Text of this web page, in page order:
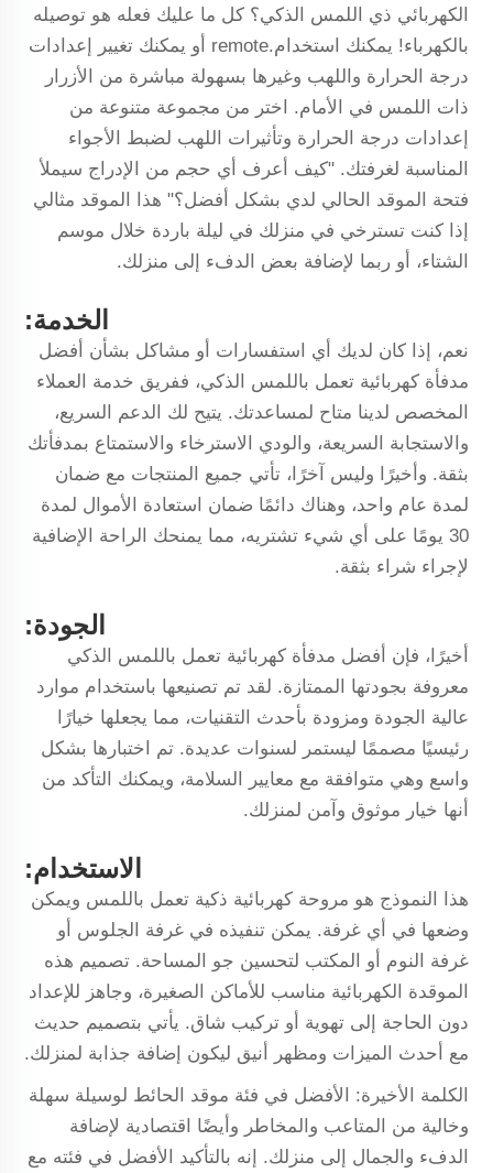
الكهربائي ذي اللمس الذكي؟ كل ما عليك فعله هو توصيله
بالكهرباء! يمكنك استخدام.remote أو يمكنك تغيير إعدادات
درجة الحرارة واللهب وغيرها بسهولة مباشرة من الأزرار
ذات اللمس في الأمام. اختر من مجموعة متنوعة من
إعدادات درجة الحرارة وتأثيرات اللهب لضبط الأجواء
المناسبة لغرفتك. "كيف أعرف أي حجم من الإدراج سيملأ
فتحة الموقد الحالي لدي بشكل أفضل؟" هذا الموقد مثالي
إذا كنت تسترخي في منزلك في ليلة باردة خلال موسم
الشتاء، أو ربما لإضافة بعض الدفء إلى منزلك.
الخدمة:
نعم، إذا كان لديك أي استفسارات أو مشاكل بشأن أفضل
مدفأة كهربائية تعمل باللمس الذكي، ففريق خدمة العملاء
المخصص لدينا متاح لمساعدتك. يتيح لك الدعم السريع،
والاستجابة السريعة، والودي الاسترخاء والاستمتاع بمدفأتك
بثقة. وأخيرًا وليس آخرًا، تأتي جميع المنتجات مع ضمان
لمدة عام واحد، وهناك دائمًا ضمان استعادة الأموال لمدة
30 يومًا على أي شيء تشتريه، مما يمنحك الراحة الإضافية
لإجراء شراء بثقة.
الجودة:
أخيرًا، فإن أفضل مدفأة كهربائية تعمل باللمس الذكي
معروفة بجودتها الممتازة. لقد تم تصنيعها باستخدام موارد
عالية الجودة ومزودة بأحدث التقنيات، مما يجعلها خيارًا
رئيسيًا مصممًا ليستمر لسنوات عديدة. تم اختبارها بشكل
واسع وهي متوافقة مع معايير السلامة، ويمكنك التأكد من
أنها خيار موثوق وآمن لمنزلك.
الاستخدام:
هذا النموذج هو مروحة كهربائية ذكية تعمل باللمس ويمكن
وضعها في أي غرفة. يمكن تنفيذه في غرفة الجلوس أو
غرفة النوم أو المكتب لتحسين جو المساحة. تصميم هذه
الموقدة الكهربائية مناسب للأماكن الصغيرة، وجاهز للإعداد
دون الحاجة إلى تهوية أو تركيب شاق. يأتي بتصميم حديث
مع أحدث الميزات ومظهر أنيق ليكون إضافة جذابة لمنزلك.
الكلمة الأخيرة: الأفضل في فئة موقد الحائط لوسيلة سهلة
وخالية من المتاعب والمخاطر وأيضًا اقتصادية لإضافة
الدفء والجمال إلى منزلك. إنه بالتأكيد الأفضل في فئته مع